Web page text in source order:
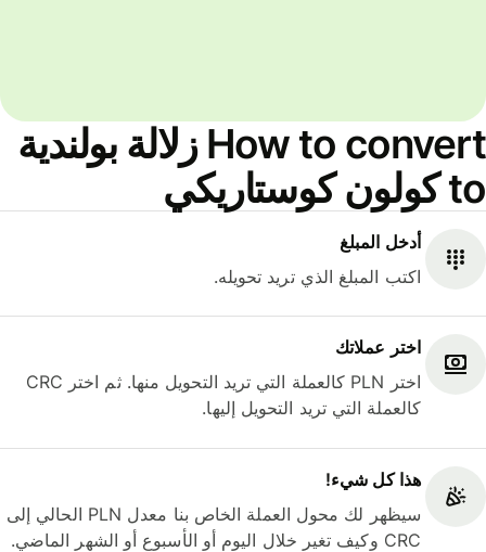
How to convert زلالة بولندية
to كولون كوستاريكي
أدخل المبلغ
اكتب المبلغ الذي تريد تحويله.
اختر عملاتك
اختر PLN كالعملة التي تريد التحويل منها. ثم اختر CRC
كالعملة التي تريد التحويل إليها.
هذا كل شيء‎!
سيظهر لك محول العملة الخاص بنا معدل PLN الحالي إلى
CRC وكيف تغير خلال اليوم أو الأسبوع أو الشهر الماضي.